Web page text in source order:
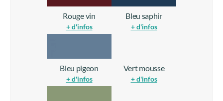
Rouge vin
+ d'infos
Bleu saphir
+ d'infos
Bleu pigeon
+ d'infos
Vert mousse
+ d'infos